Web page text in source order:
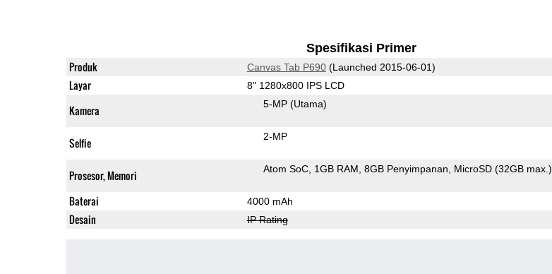
Spesifikasi Primer
Produk Canvas Tab P690(Launched 2015-06-01)
Layar 8" 1280x800 IPS LCD
Kamera 5-MP (Utama)
Selfie 2-MP
Prosesor, Memori Atom SoC 1GB RAM 8GB Penyimpanan MicroSD (32GB max.)
Baterai 4000 mAh
Desain IP Rating